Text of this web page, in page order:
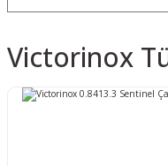
Victorinox